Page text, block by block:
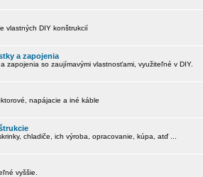
vlastných DIY konštrukcií
a zapojenia
zapojenia so zaujímavými vlastnosťami, využiteľné v DIY.
napájacie a iné káble
chladiče, ich výroba, opracovanie, kúpa, atď ...
vyššie.